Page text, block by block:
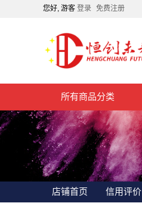
您好, 游客 登录 免费注册
所有商品分类
店铺首页 信用评价